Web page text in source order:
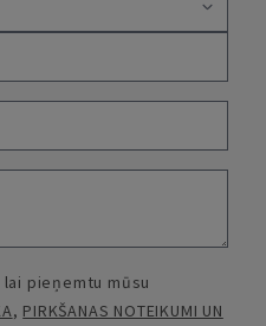
pieņemtu mūsu
, PIRKŠANAS NOTEIKUMI UN